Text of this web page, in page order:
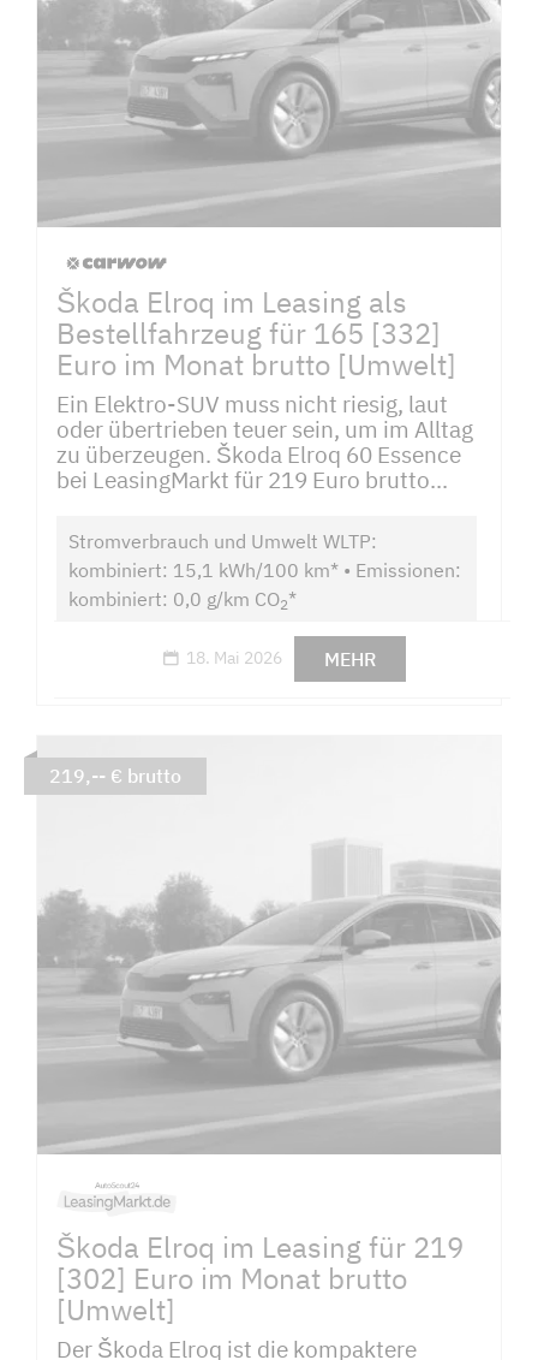
Škoda Elroq im Leasing als
Bestellfahrzeug für 165 [332]
Euro im Monat brutto [Umwelt]
Ein Elektro-SUV muss nicht riesig, laut
oder übertrieben teuer sein, um im Alltag
zu überzeugen. Škoda Elroq 60 Essence
bei LeasingMarkt für 219 Euro brutto...
Stromverbrauch und Umwelt WLTP:
kombiniert: 15,1 kWh/100 km* • Emissionen:
kombiniert: 0,0 g/km CO2*
18. Mai 2026 MEHR
Škoda Elroq im Leasing für 219
[302] Euro im Monat brutto
[Umwelt]
Der Škoda Elroq ist die kompaktere
219,-- € brutto